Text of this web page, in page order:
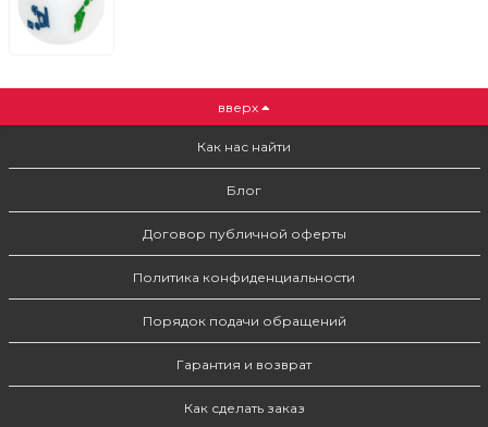
вверх
Как нас найти
Блог
Договор публичной оферты
Политика конфиденциальности
Порядок подачи обращений
Гарантия и возврат
Как сделать заказ